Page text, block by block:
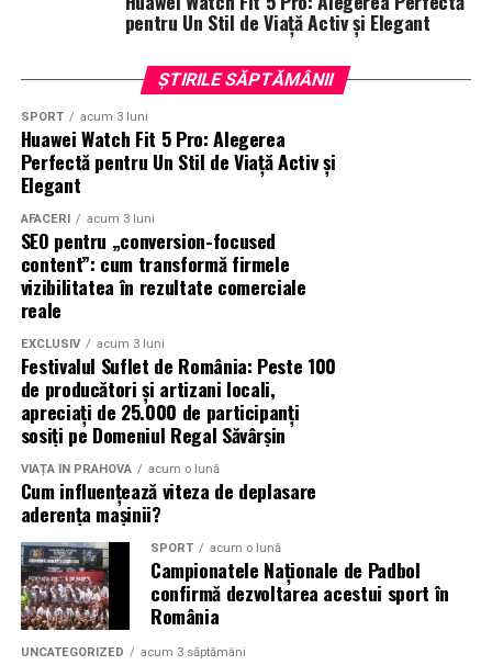
Nevoie?
Tipul potrivit de randare depinde de etapa proiectului
tău și de obiectivele urmărite.
Dacă vrei să prezinți aspectul general al clădirii,
contextul șiprima impresie, randarea exterioară este
de obicei alegerea potrivită. Dacă scopul tău este să
evidențiezi atmosfera, dispunerea, materialele și
experiența utilizatorului din interiorul spațiului,
randarea interioarăeste mai potrivită.
În multe cazuri, cea mai eficientă abordare este să
folosești ambele tipuri, deoarece se
reciproc și oferă o înțelegere completă a proiectului.
Când Randările Exterioare Sunt Mai
Importante
Randările exterioare devin mai importante atunci când
accentul cade pe prezentarea design-ului clădirii, a
fațadei, materialelor și relației cu împrejurimile.
Sunt deosebit de valoroase în etapele timpurii de
marketing, în promovarea imobiliară, în prezentările
publice și la aprobările clienților, unde
în magazinul fizic Xiaomi situat în ParkLake Shopping
Center din București.pentru Un Stil de Viață Activ și Elegant
ȘTIRILE SĂPTĂMÂNII
SPORT acum 3 luni
Huawei Watch Fit 5 Pro: Alegerea
Perfectă pentru Un Stil de Viață Activ și
Elegant
AFACERI acum 3 luni
SEO pentru „conversion-focused
content”: cum transformă firmele
vizibilitatea în rezultate comerciale
reale
EXCLUSIV acum 3 luni
Festivalul Suflet de România: Peste 100
de producători și artizani locali,
apreciați de 25.000 de participanți
sosiți pe Domeniul Regal Săvârșin
VIAȚA ÎN PRAHOVA acum o lună
Cum influențează viteza de deplasare
aderența mașinii?
SPORT acum o lună
Campionatele Naționale de Padbol
confirmă dezvoltarea acestui sport în
România
UNCATEGORIZED acum 3 săptămâni